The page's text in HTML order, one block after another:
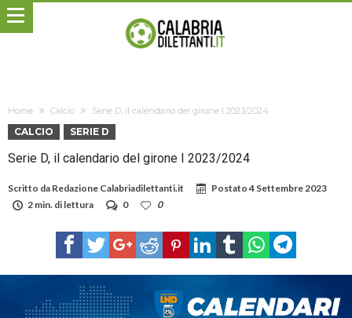
Home Calcio Serie D, il calendario del girone I 2023/2024
CALCIO SERIE D
Serie D, il calendario del girone I 2023/2024
Scritto da Redazione Calabriadilettanti.it Postato4 Settembre 2023
2 min. di lettura
0 0